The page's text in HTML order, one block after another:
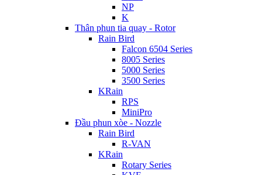
NP
K
Thân phun tia quay - Rotor
Rain Bird
Falcon 6504 Series
8005 Series
5000 Series
3500 Series
KRain
RPS
MiniPro
Đầu phun xòe - Nozzle
Rain Bird
R-VAN
KRain
Rotary Series